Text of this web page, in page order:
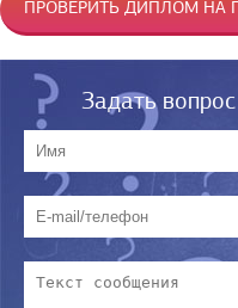
ПРОВЕРИТЬ ДИПЛОМ НА
Задать вопрос